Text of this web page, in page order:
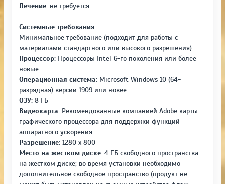
Лечение: не требуется
Системные требования:
Минимальное требование (подходит для работы с
материалами стандартного или высокого разрешения):
Процессор: Процессоры Intel 6-го поколения или более
новые
Операционная система: Microsoft Windows 10 (64-
разрядная) версии 1909 или новее
ОЗУ: 8 ГБ
Видеокарта: Рекомендованные компанией Adobe карты
графического процессора для поддержки функций
аппаратного ускорения:
Разрешение: 1280 x 800
Место на жестком диске: 4 ГБ свободного пространства
на жестком диске; во время установки необходимо
дополнительное свободное пространство (продукт не